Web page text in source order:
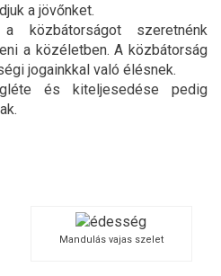
a jövőnket.
közbátorságot szeretnénk
a közéletben. A közbátorság
jogainkkal való élésnek.
és kiteljesedése pedig
Mandulás vajas szelet